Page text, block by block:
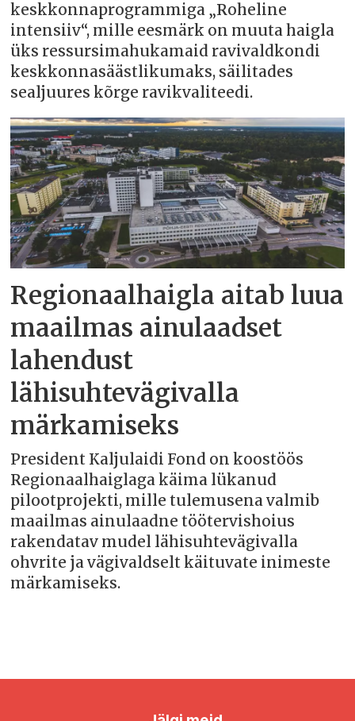
keskkonnaprogrammiga „Roheline
intensiiv“, mille eesmärk on muuta haigla
üks ressursimahukamaid ravivaldkondi
keskkonnasäästlikumaks, säilitades
sealjuures kõrge ravikvaliteedi.
Regionaalhaigla aitab luua
maailmas ainulaadset
lahendust
lähisuhtevägivalla
märkamiseks
President Kaljulaidi Fond on koostöös
Regionaalhaiglaga käima lükanud
pilootprojekti, mille tulemusena valmib
maailmas ainulaadne töötervishoius
rakendatav mudel lähisuhtevägivalla
ohvrite ja vägivaldselt käituvate inimeste
märkamiseks.